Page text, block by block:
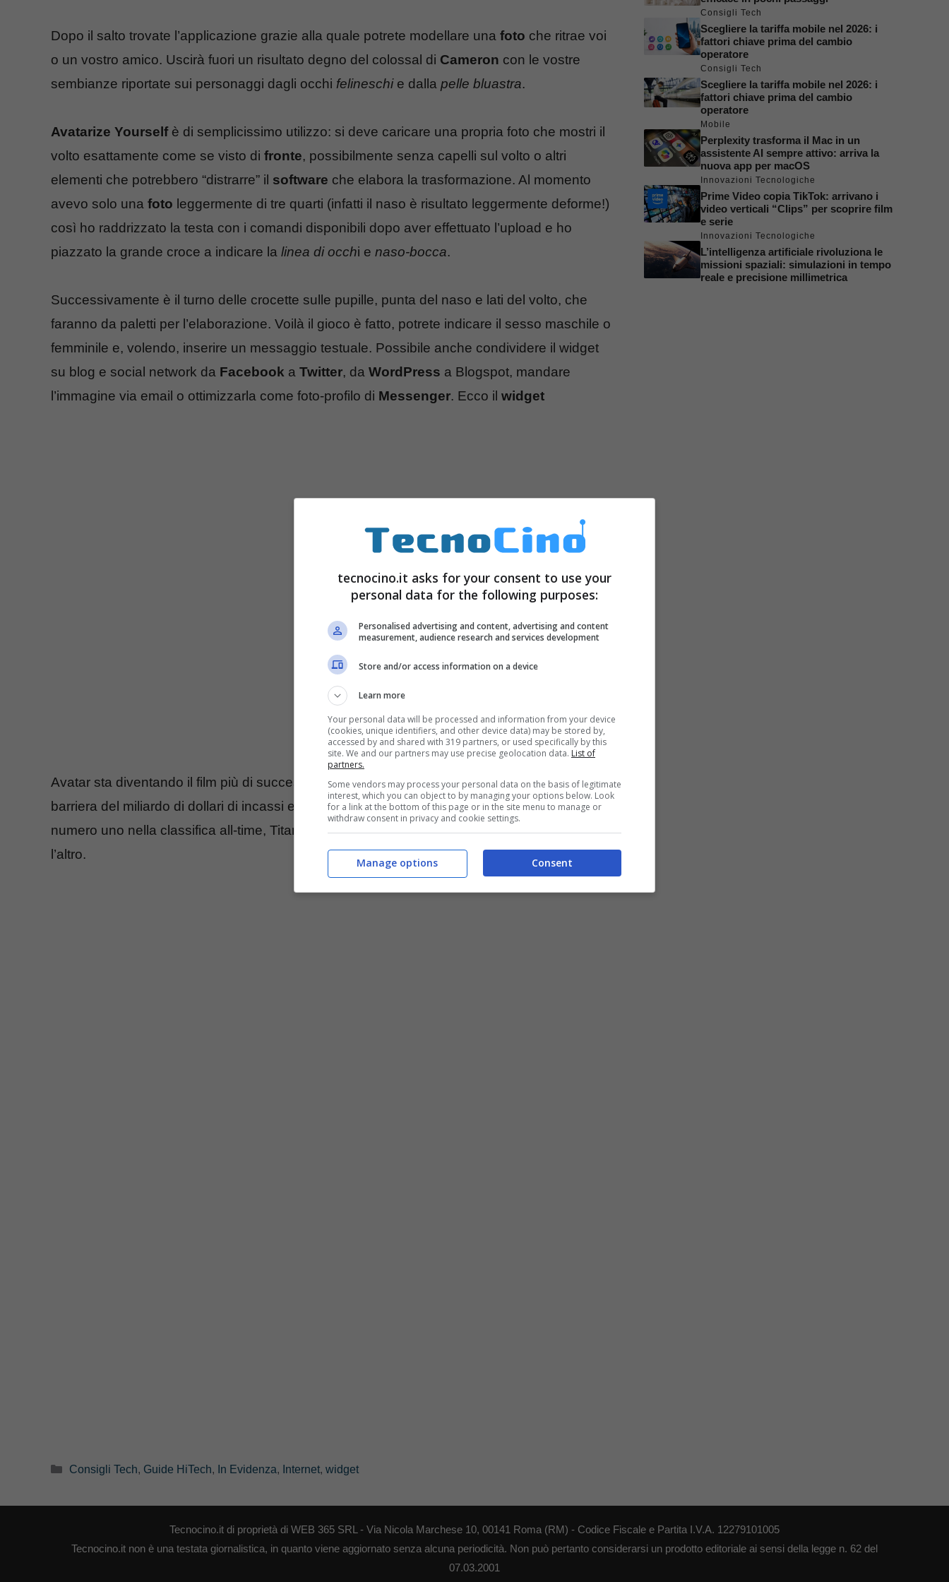
Dopo il salto trovate l’applicazione grazie alla quale potrete modellare una foto che ritrae voi
o un vostro amico. Uscirà fuori un risultato degno del colossal di Cameron con le vostre
sembianze riportate sui personaggi dagli occhi felineschie dalla pelle bluastra.
Avatarize Yourselfè di semplicissimo utilizzo: si deve caricare una propria foto che mostri il
volto esattamente come se visto di fronte, possibilmente senza capelli sul volto o altri
elementi che potrebbero “distrarre” il software che elabora la trasformazione. Al momento
avevo solo una foto leggermente di tre quarti (infatti il naso è risultato leggermente deforme!)
così ho raddrizzato la testa con i comandi disponibili dopo aver effettuato l’upload e ho
piazzato la grande croce a indicare la linea di occhi e naso-bocca.
Successivamente è il turno delle crocette sulle pupille, punta del naso e lati del volto, che
faranno da paletti per l’elaborazione. Voilà il gioco è fatto, potrete indicare il sesso maschile o
femminile e, volendo, inserire un messaggio testuale. Possibile anche condividere il widget
su blog e social network da Facebook a Twitter, da WordPress a Blogspot, mandare
l’immagine via email o ottimizzarla come foto-profilo di Messenger. Ecco il widget
Avatar sta diventando il film più di successo della storia, ha già sfondato dopo pochi giorni la
barriera del miliardo di dollari di incassi ed è pronto a raggiungere e superare di slancio il
numero uno nella classifica all-time, Titanic. Un altro film firmato da James Cameron, tra
l’altro.
Categorie
Consigli Tech, Guide HiTech, In Evidenza, Internet, widget
Consigli Tech
Scegliere la tariffa mobile nel 2026: i
fattori chiave prima del cambio
operatore
Consigli Tech
Scegliere la tariffa mobile nel 2026: i
fattori chiave prima del cambio
operatore
Mobile
Perplexity trasforma il Mac in un
assistente AI sempre attivo: arriva la
nuova app per macOS
Innovazioni Tecnologiche
Prime Video copia TikTok: arrivano i
video verticali “Clips” per scoprire film
e serie
Innovazioni Tecnologiche
L’intelligenza artificiale rivoluziona le
missioni spaziali: simulazioni in tempo
reale e precisione millimetrica
Tecnocino.it di proprietà di WEB 365 SRL - Via Nicola Marchese 10, 00141 Roma (RM) - Codice Fiscale e Partita I.V.A. 12279101005
Tecnocino.it non è una testata giornalistica, in quanto viene aggiornato senza alcuna periodicità. Non può pertanto considerarsi un prodotto editoriale ai sensi della legge n. 62 del
07.03.2001
tecnocino.it asks for your consent to use your
personal data for the following purposes:
Personalised advertising and content, advertising and content
measurement, audience research and services development
Store and/or access information on a device
Learn more
Your personal data will be processed and information from your device
(cookies, unique identifiers, and other device data) may be stored by,
accessed by and shared with 319 partners, or used specifically by this
site. We and our partners may use precise geolocation data. List of
partners.
Some vendors may process your personal data on the basis of legitimate
interest, which you can object to by managing your options below. Look
for a link at the bottom of this page or in the site menu to manage or
withdraw consent in privacy and cookie settings.
Consent
Manage options